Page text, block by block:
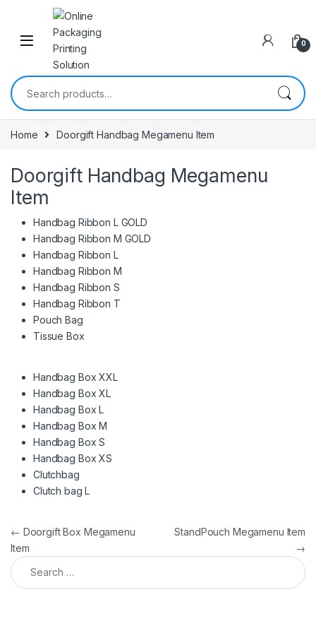
0
Search for:
Home Doorgift Handbag Megamenu Item
Doorgift Handbag Megamenu
Item
Handbag Ribbon L GOLD
Handbag Ribbon M GOLD
Handbag Ribbon L
Handbag Ribbon M
Handbag Ribbon S
Handbag Ribbon T
Pouch Bag
Tissue Box
Handbag Box XXL
Handbag Box XL
Handbag Box L
Handbag Box M
Handbag Box S
Handbag Box XS
Clutchbag
Clutch bag L
Post navigation
← Doorgift Box Megamenu
Item
StandPouch Megamenu Item
→
Search for: